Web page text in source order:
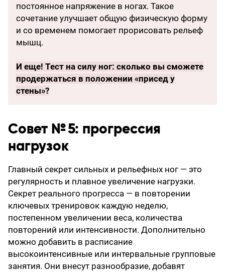
постоянное напряжение в ногах. Такое
сочетание улучшает общую физическую форму
и со временем помогает прорисовать рельеф
мышц.
И еще! Тест на силу ног: сколько вы сможете
продержаться в положении «присед у
стены»?
Совет № 5: прогрессия
нагрузок
Главный секрет сильных и рельефных ног — это
регулярность и плавное увеличение нагрузки.
Секрет реального прогресса — в повторении
ключевых тренировок каждую неделю,
постепенном увеличении веса, количества
повторений или интенсивности. Дополнительно
можно добавить в расписание
высокоинтенсивные или интервальные групповые
занятия. Они внесут разнообразие, добавят